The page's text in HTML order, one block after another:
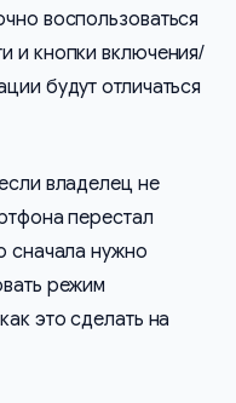
воспользоваться
и кнопки включения/
будут отличаться
владелец не
перестал
сначала нужно
режим
это сделать на